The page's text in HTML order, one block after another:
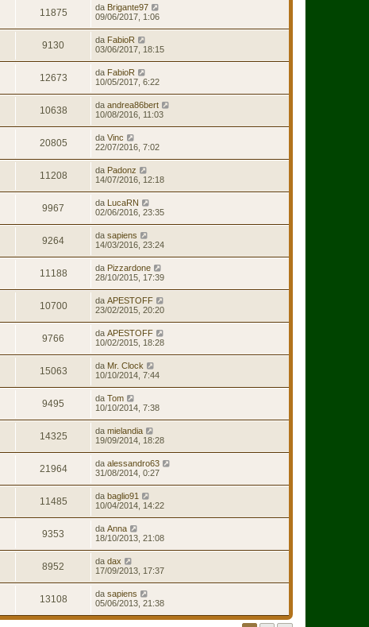
11875 da Brigante97
09/06/2017, 1:06
9130 da FabioR
03/06/2017, 18:15
12673 da FabioR
10/05/2017, 6:22
10638 da andrea86bert
10/08/2016, 11:03
20805 da Vinc
22/07/2016, 7:02
11208 da Padonz
14/07/2016, 12:18
9967 da LucaRN
02/06/2016, 23:35
9264 da sapiens
14/03/2016, 23:24
11188 da Pizzardone
28/10/2015, 17:39
10700 da APESTOFF
23/02/2015, 20:20
9766 da APESTOFF
10/02/2015, 18:28
15063 da Mr. Clock
10/10/2014, 7:44
9495 da Tom
10/10/2014, 7:38
14325 da mielandia
19/09/2014, 18:28
21964 da alessandro63
31/08/2014, 0:27
11485 da baglio91
10/04/2014, 14:22
9353 da Anna
18/10/2013, 21:08
8952 da dax
17/09/2013, 17:37
13108 da sapiens
05/06/2013, 21:38